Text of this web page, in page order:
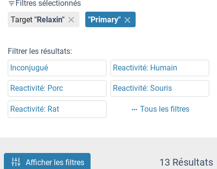
Filtres sélectionnés
Target "Relaxin" "Primary"
Filtrer les résultats:
Inconjugué
Reactivité: Humain
Reactivité: Porc Reactivité: Souris
Reactivité: Rat Tous les filtres
Afficher les filtres 13 Résultats